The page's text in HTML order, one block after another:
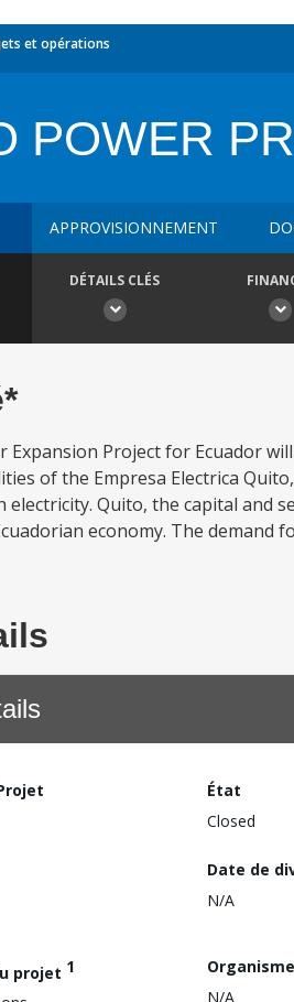
et opérations
POWER
APPROVISIONNEMENT
DÉTAILS CLÉS
Expansion Project for Ecuador
of the Empresa Electrica
electricity. Quito, the capital and
economy. The demand
État
Closed
Date de
N/A
projet 1
N/A